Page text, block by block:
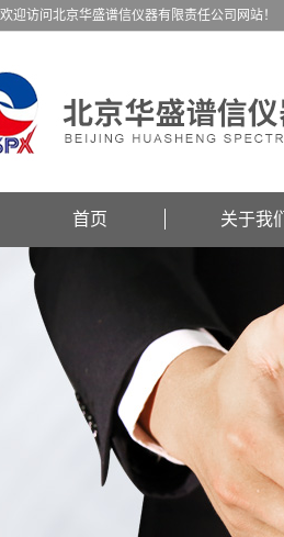
欢迎访问北京华盛谱信仪器有限责任公司网站！
首页 关于我们